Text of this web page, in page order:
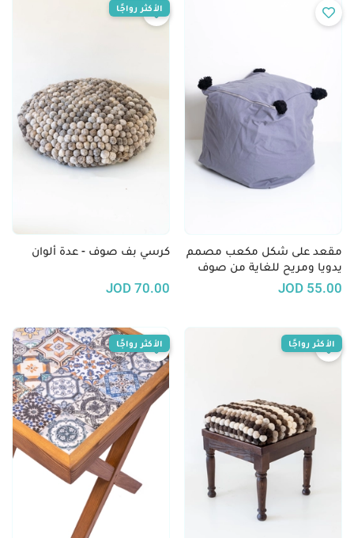
مقعد على شكل مكعب مصمم
يدويا ومريح للغاية من صوف
معاد تدويره
55.00
JOD
كرسي بف صوف - عدة ألوان
70.00
JOD
الأكثر رواجًا
الأكثر رواجًا الأكثر رواجًا